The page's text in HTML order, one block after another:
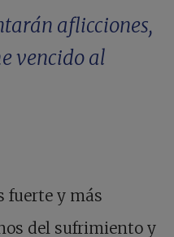
aflicciones,
vencido al
fuerte y más
del sufrimiento y